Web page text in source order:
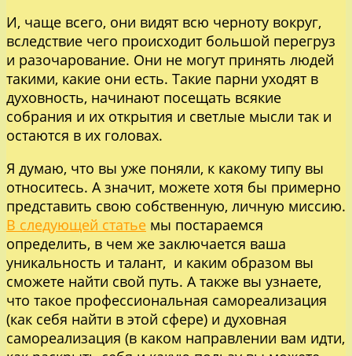
И, чаще всего, они видят всю черноту вокруг,
вследствие чего происходит большой перегруз
и разочарование. Они не могут принять людей
такими, какие они есть. Такие парни уходят в
духовность, начинают посещать всякие
собрания и их открытия и светлые мысли так и
остаются в их головах.
Я думаю, что вы уже поняли, к какому типу вы
относитесь. А значит, можете хотя бы примерно
представить свою собственную, личную миссию.
В следующей статье мы постараемся
определить, в чем же заключается ваша
уникальность и талант, и каким образом вы
сможете найти свой путь. А также вы узнаете,
что такое профессиональная самореализация
(как себя найти в этой сфере) и духовная
самореализация (в каком направлении вам идти,